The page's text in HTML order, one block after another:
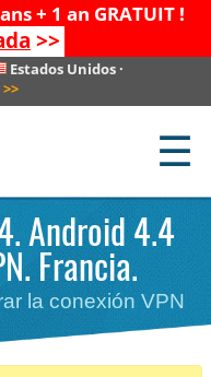
+ 1 an GRATUIT !
>>
Estados Unidos·
>>
☰
Android 4.4
Francia.
la conexión VPN